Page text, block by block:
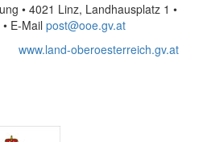
• 4021 Linz, Landhausplatz 1 •
• E-Mail post@ooe.gv.at
www.land-oberoesterreich.gv.at